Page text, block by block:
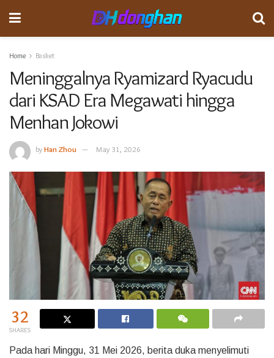
Home Basket
Meninggalnya Ryamizard Ryacudu
dari KSAD Era Megawati hingga
Menhan Jokowi
byHan Zhou May 31, 2026
32
SHARES
Pada hari Minggu, 31 Mei 2026, berita duka menyelimuti